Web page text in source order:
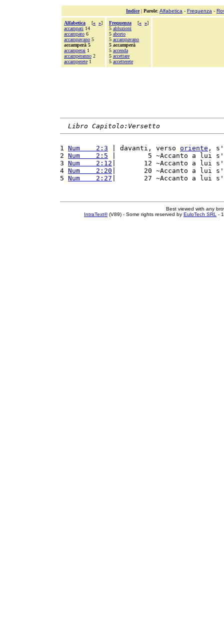
Indice| Parole: Alfabetica - Frequenza -
Alfabetica [« »]
accampati 14
accampato 6
accampavano 5
accamperà 5
accamperai 1
accamperanno 2
accamperete 1
Frequenza [« »]
5 abluzioni
5 aborto
5 accampavano
5 accamperà
5 accenda
5 accettare
5 accetterete
Libro Capitolo:Versetto
1 Num    2:3 | davanti, verso oriente , s'
2 Num    2:5 |        5 ~Accanto a lui s'
3 Num    2:12 |       12 ~Accanto a lui s'
4 Num    2:20 |       20 ~Accanto a lui s'
5 Num    2:27 |       27 ~Accanto a lui s'
Best viewed with any
IntraText®(V89) - Some rights reserved by EuloTech SRL -